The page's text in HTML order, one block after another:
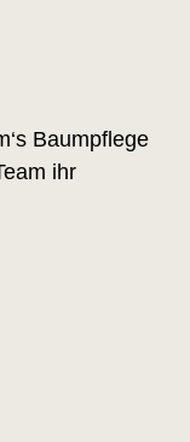
Baumpflege
ihr